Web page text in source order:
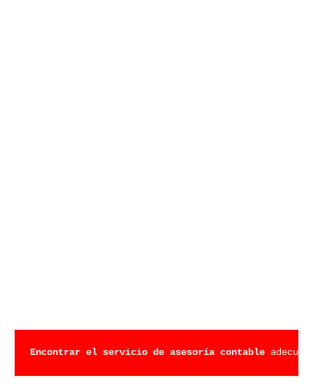
Encontrar el servicio de asesoría contable